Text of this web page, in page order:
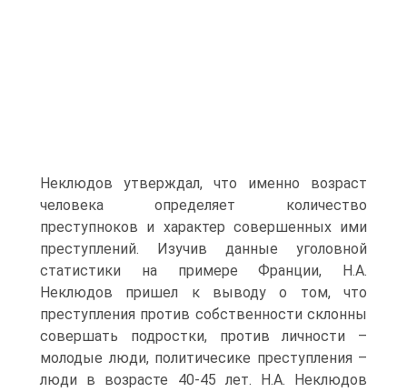
Неклюдов утверждал, что именно возраст
человека определяет количество
преступноков и характер совершенных ими
преступлений. Изучив данные уголовной
статистики на примере Франции, Н.А.
Неклюдов пришел к выводу о том, что
преступления против собственности склонны
совершать подростки, против личности –
молодые люди, политичесике преступления –
люди в возрасте 40-45 лет. Н.А. Неклюдов